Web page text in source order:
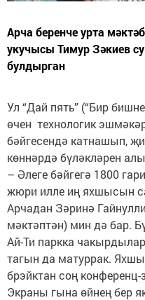
Арча беренче урта
укучысы Тимур Зәкиев
булдырган
Ул “Дай пять” (“Бир
өчен технологик
бәйгесендә катнашып,
көннәрдә бүләкләрен
– Әлеге бәйгегә 1800
жюри илле иң яхшысын
Арчадан Зәринә
мәктәптән) мин дә бар.
Ай-Ти паркка
тагын да матуррак.
брэйктан соң конференц-
Экраны гына өйнең бер